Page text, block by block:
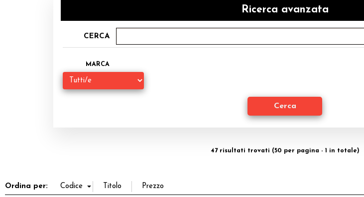
Ricerca avanzata
CERCA
MARCA
47 risultati trovati (50 per pagina - 1 in totale)
Ordina per: